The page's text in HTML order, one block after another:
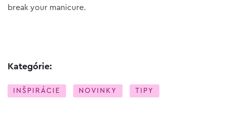
break your manicure.
Kategórie:
INŠPIRÁCIE NOVINKY TIPY